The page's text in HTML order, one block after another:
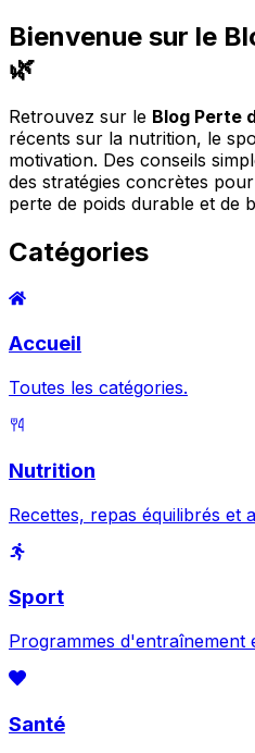
Bienvenue sur le
🌿
Retrouvez sur le Blog Perte
récents sur la nutrition, le
motivation. Des conseils
des stratégies concrètes
perte de poids durable et de
Catégories
Accueil
Toutes les catégories.
Nutrition
Recettes, repas équilibrés et
Sport
Programmes d'entraînement
Santé